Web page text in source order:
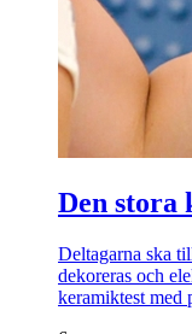
Den stora
Deltagarna ska
dekoreras och
keramiktest med